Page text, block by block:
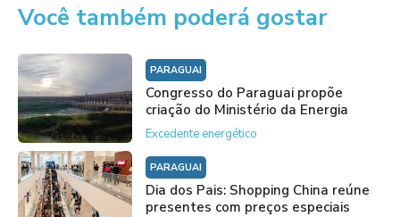
Você também poderá gostar
PARAGUAI
Congresso do Paraguai propõe
criação do Ministério da Energia
Excedente energético
PARAGUAI
Dia dos Pais: Shopping China reúne
presentes com preços especiais